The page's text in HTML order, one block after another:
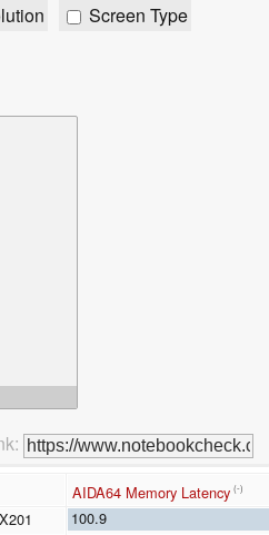
Screen Type
AIDA64 Memory Latency (-)
100.9